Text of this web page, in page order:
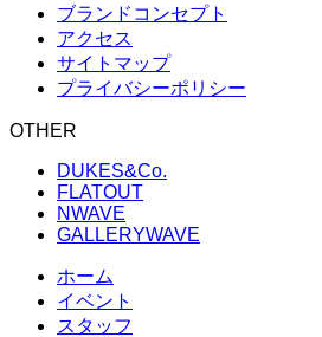
ブランドコンセプト
アクセス
サイトマップ
プライバシーポリシー
OTHER
DUKES&Co.
FLATOUT
NWAVE
GALLERYWAVE
ホーム
イベント
スタッフ